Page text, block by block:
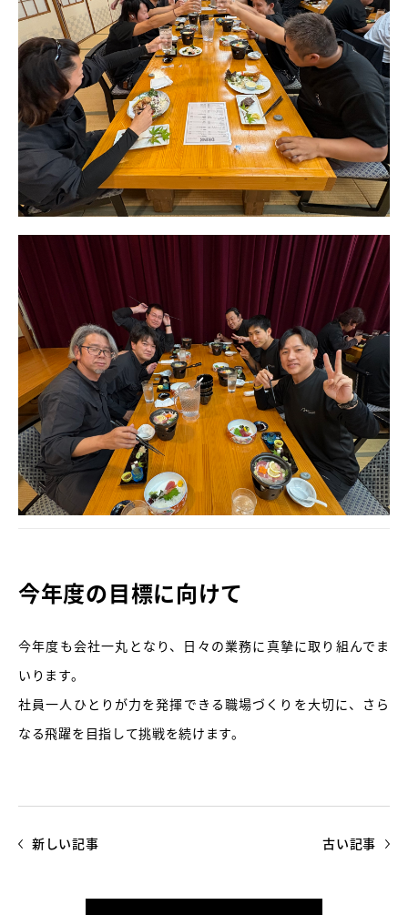
今年度の目標に向けて
今年度も会社一丸となり、日々の業務に真摯に取り組んでま
いります。
社員一人ひとりが力を発揮できる職場づくりを大切に、さら
なる飛躍を目指して挑戦を続けます。
新しい記事 古い記事